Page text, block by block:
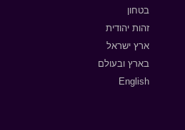
בטחון
זהות יהודית
ארץ ישראל
בארץ ובעולם
English